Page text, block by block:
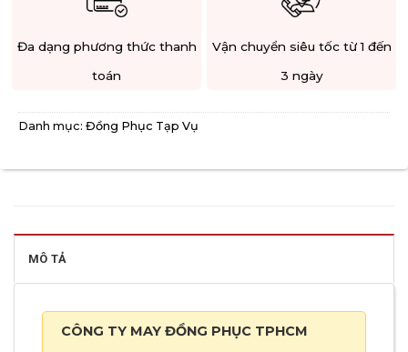
Đa dạng phương thức thanh
toán
Vận chuyển siêu tốc từ 1 đến
3 ngày
Danh mục: Đồng Phục Tạp Vụ
MÔ TẢ
CÔNG TY MAY ĐỒNG PHỤC TPHCM